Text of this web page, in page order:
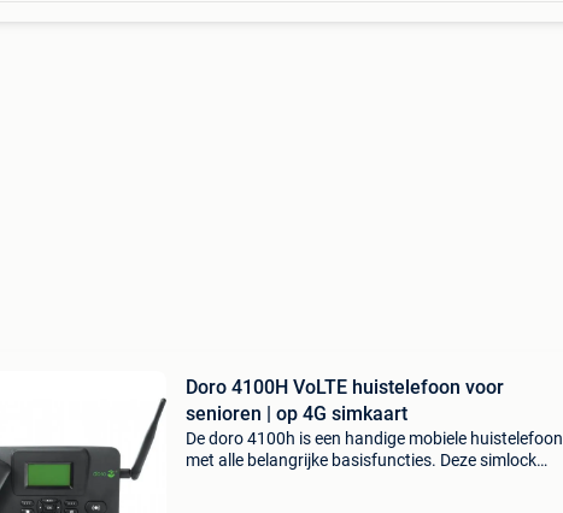
Doro 4100H VoLTE huistelefoon voor
senioren | op 4G simkaart
De doro 4100h is een handige mobiele huistelefoon
met alle belangrijke basisfuncties. Deze simlock